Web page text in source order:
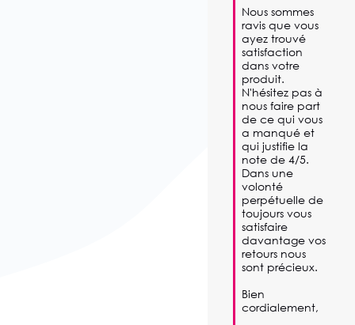
Nous sommes
ravis que vous
ayez trouvé
satisfaction
dans votre
produit.
N'hésitez pas à
nous faire part
de ce qui vous
a manqué et
qui justifie la
note de 4/5.
Dans une
volonté
perpétuelle de
toujours vous
satisfaire
davantage vos
retours nous
sont précieux.
Bien
cordialement,